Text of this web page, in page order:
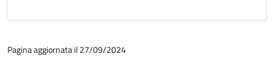
Pagina aggiornata il 27/09/2024